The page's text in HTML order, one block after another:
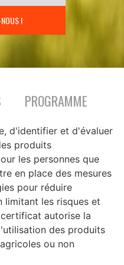
!
PROGRAMME
d'identifier et d'évaluer
produits
les personnes que
en place des mesures
pour réduire
limitant les risques et
autorise la
des produits
ou non